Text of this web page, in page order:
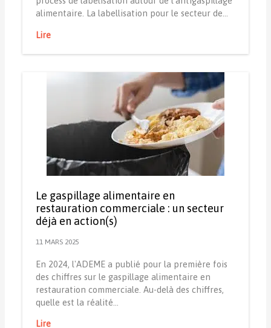
alimentaire. La labellisation pour le secteur de…
Lire
Le gaspillage alimentaire en
restauration commerciale : un secteur
déjà en action(s)
11 MARS 2025
En 2024, l'ADEME a publié pour la première fois
des chiffres sur le gaspillage alimentaire en
restauration commerciale. Au-delà des chiffres,
quelle est la réalité…
Lire